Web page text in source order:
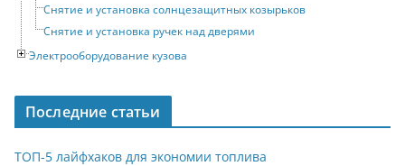
Снятие и установка солнцезащитных козырьков
Снятие и установка ручек над дверями
Электрооборудование кузова
Последние статьи
ТОП-5 лайфхаков для экономии топлива